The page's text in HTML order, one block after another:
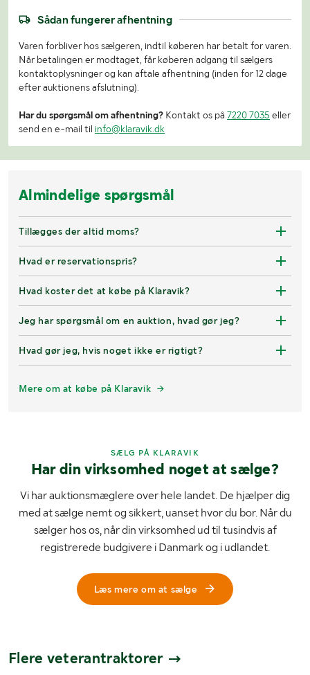
Sådan fungerer afhentning
Varen forbliver hos sælgeren, indtil køberen har betalt for varen.
Når betalingen er modtaget, får køberen adgang til sælgers
kontaktoplysninger og kan aftale afhentning (inden for 12 dage
efter auktionens afslutning).
Har du spørgsmål om afhentning? Kontakt os på 7220 7035 eller
send en e-mail til info@klaravik.dk
Almindelige spørgsmål
Tillægges der altid moms?
Hvad er reservationspris?
Hvad koster det at købe på Klaravik?
Jeg har spørgsmål om en auktion, hvad gør jeg?
Hvad gør jeg, hvis noget ikke er rigtigt?
Mere om at købe på Klaravik
SÆLG PÅ KLARAVIK
Har din virksomhed noget at sælge?
Vi har auktionsmæglere over hele landet. De hjælper dig
med at sælge nemt og sikkert, uanset hvor du bor. Når du
sælger hos os, når din virksomhed ud til tusindvis af
registrerede budgivere i Danmark og i udlandet.
Læs mere om at sælge
Flere veterantraktorer